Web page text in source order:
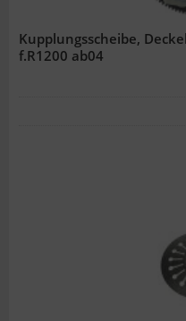
Kupplungsscheibe,
f.R1200 ab04